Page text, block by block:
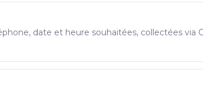
date et heure souhaitées, collectées via